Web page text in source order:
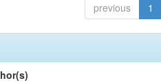
previous 1